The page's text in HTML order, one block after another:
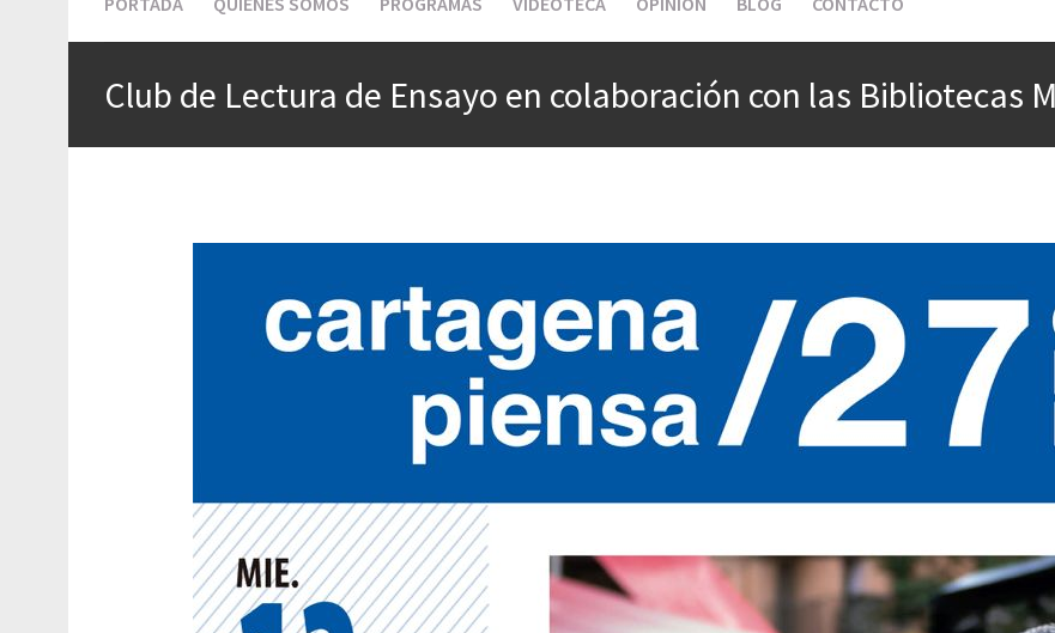
Club de Lectura de Ensayo en colaboración con las Bibliotecas